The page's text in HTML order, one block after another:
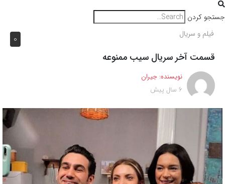
جستجو کردن
0 فیلم و سریال
قسمت آخر سریال سیب ممنوعه
نویسنده: جیران
6 سال پیش